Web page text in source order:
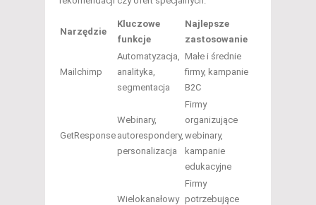
Narzędzie
Kluczowe
funkcje
Najlepsze
zastosowanie
Mailchimp
Automatyzacja,
analityka,
segmentacja
Małe i średnie
firmy, kampanie
B2C
GetResponse
Webinary,
autorespondery,
personalizacja
Firmy
organizujące
webinary,
kampanie
edukacyjne
Wielokanałowy
Firmy
potrzebujące